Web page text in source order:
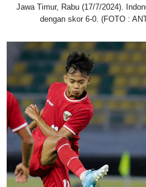
Jawa Timur, Rabu (17/7/2024).
dengan skor 6-0. (FOTO :